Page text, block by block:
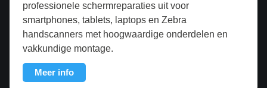
professionele schermreparaties uit voor
smartphones, tablets, laptops en Zebra
handscanners met hoogwaardige onderdelen en
vakkundige montage.
Meer info